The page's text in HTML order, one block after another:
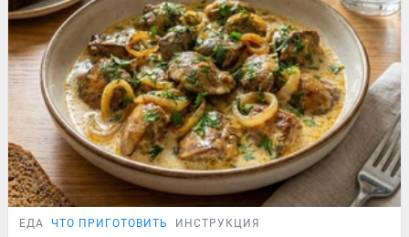
ЕДА ЧТО ПРИГОТОВИТЬ ИНСТРУКЦИЯ